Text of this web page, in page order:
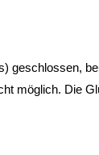
geschlossen,
möglich. Die